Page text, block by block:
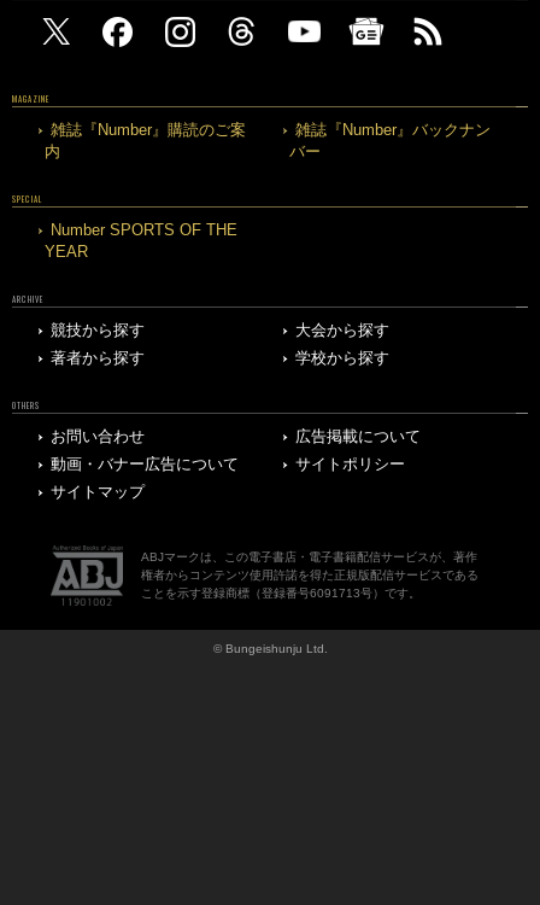
MAGAZINE
雑誌『Number』購読のご案
内
雑誌『Number』バックナン
バー
SPECIAL
Number SPORTS OF THE
YEAR
ARCHIVE
競技から探す
大会から探す
著者から探す
学校から探す
OTHERS
お問い合わせ
広告掲載について
動画・バナー広告について
サイトポリシー
サイトマップ
ABJマークは、この電子書店・電子書籍配信サービスが、著作
権者からコンテンツ使用許諾を得た正規版配信サービスである
ことを示す登録商標（登録番号6091713号）です。
© Bungeishunju Ltd.